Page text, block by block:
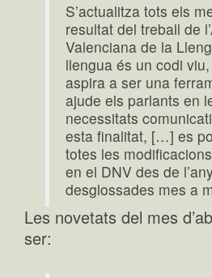
S’actualitza tots els
resultat del treball de
Valenciana de la
llengua és un codi
aspira a ser una
ajude els parlants en
necessitats
esta finalitat, […] es
totes les
en el DNV des de
desglossades mes a
Les novetats del mes
ser: